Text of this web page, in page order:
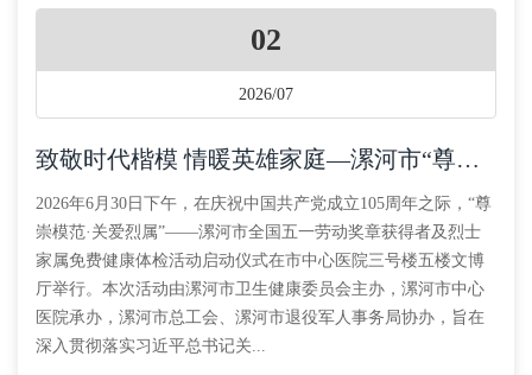
02
2026/07
致敬时代楷模 情暖英雄家庭—漯河市“尊崇模范·关爱烈属”免费健康体检活动正式启动
2026年6月30日下午，在庆祝中国共产党成立105周年之际，“尊
崇模范·关爱烈属”——漯河市全国五一劳动奖章获得者及烈士
家属免费健康体检活动启动仪式在市中心医院三号楼五楼文博
厅举行。本次活动由漯河市卫生健康委员会主办，漯河市中心
医院承办，漯河市总工会、漯河市退役军人事务局协办，旨在
深入贯彻落实习近平总书记关...